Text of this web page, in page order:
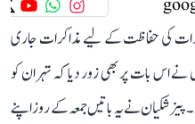
کی حفاظت کے لیے مذاکرات جاری
اس بات پر بھی زور دیا کہ تہران کو
پیزشکیان نے یہ باتیں جمعہ کے روز اپنے